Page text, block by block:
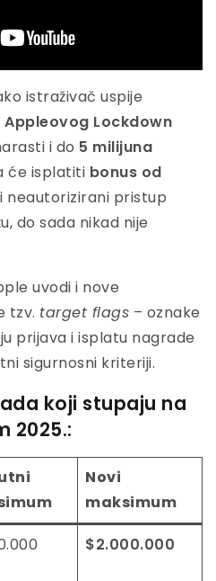
istraživač uspije
Appleovog Lockdown
i do 5 milijuna
će isplatiti bonus od
neautorizirani pristup
do sada nikad nije
uvodi i nove
tzv. target flags – oznake
prijava i isplatu nagrade
sigurnosni kriteriji.
koji stupaju na
2025.:
Novi
maksimum
$2.000.000